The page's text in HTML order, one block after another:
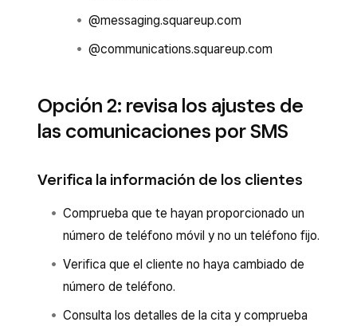
@messaging.squareup.com
@communications.squareup.com
Opción 2: revisa los ajustes de
las comunicaciones por SMS
Verifica la información de los clientes
Comprueba que te hayan proporcionado un
número de teléfono móvil y no un teléfono fijo.
Verifica que el cliente no haya cambiado de
número de teléfono.
Consulta los detalles de la cita y comprueba